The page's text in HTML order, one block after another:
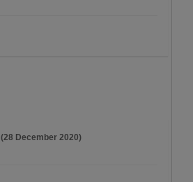
(28 December 2020)